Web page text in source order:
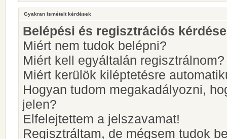
Gyakran ismételt kérdések
Belépési és regisztrációs
Miért nem tudok belépni?
Miért kell egyáltalán regisztrálnom?
Miért kerülök kiléptetésre
Hogyan tudom megakadályozni,
jelen?
Elfelejtettem a jelszavamat!
Regisztráltam, de mégsem tudok